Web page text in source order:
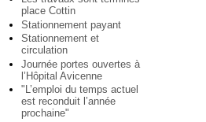
place Cottin
Stationnement payant
Stationnement et
circulation
Journée portes ouvertes à
l’Hôpital Avicenne
"L’emploi du temps actuel
est reconduit l’année
prochaine"